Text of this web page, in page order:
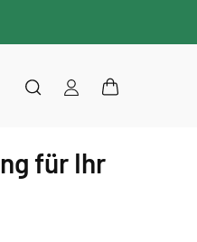
EinloggenWarenkorb
für Ihr